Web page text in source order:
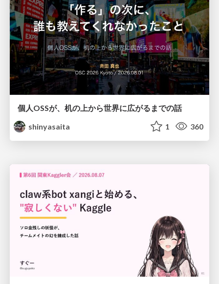
個人OSSが、机の上から世界に広がるまでの話
shinyasaita
1 360